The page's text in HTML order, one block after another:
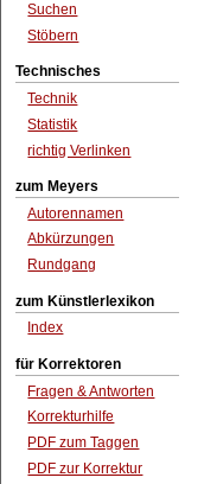
Suchen
Stöbern
Technisches
Technik
Statistik
richtig Verlinken
zum Meyers
Autorennamen
Abkürzungen
Rundgang
zum Künstlerlexikon
Index
für Korrektoren
Fragen & Antworten
Korrekturhilfe
PDF zum Taggen
PDF zur Korrektur